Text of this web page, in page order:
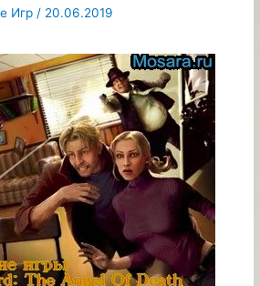
Игр / 20.06.2019